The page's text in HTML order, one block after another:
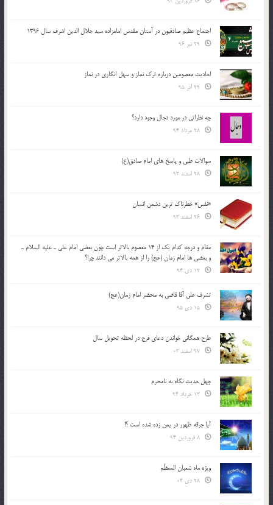
اجتماع عظیم صادقیون در آستان مقدس امامزاده سید جلال الدین اشرف سال 1396
احادیث معصومین درباره ترک نماز و سهل انگاری در نماز
چه نظراتی در مورد دجال وجود دارد؟
سوالات طبی و پاسخ های امام صادق(ع)
«نفس» خطرناک ترین دشمن انسان
مقام و درجه كدام يك از 14 معصوم بالاتر است چون بعضي امام علي ـ عليه السلام ـ
و بعضي ها امام زمان (عج) را از همه بالاتر مي دانند چرا؟
تشرف علي آقا قاضي به محضر امام زمان(عج)
طرح همگانی خواندن دعای فرج در لحظه تحویل سال
چهل حدیث نگاه به نامحرم
آیا جرقه ظهور در یمن زده شده است ؟!
ویژه ماه شعبان المعظّم